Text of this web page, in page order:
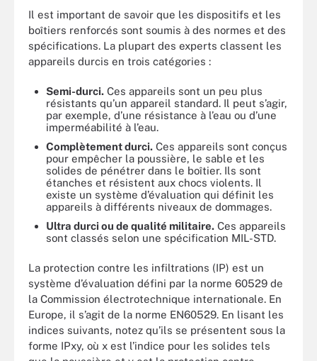
Il est important de savoir que les dispositifs et les
boîtiers renforcés sont soumis à des normes et des
spécifications. La plupart des experts classent les
appareils durcis en trois catégories :
Semi-durci. Ces appareils sont un peu plus
résistants qu’un appareil standard. Il peut s’agir,
par exemple, d’une résistance à l’eau ou d’une
imperméabilité à l’eau.
Complètement durci. Ces appareils sont conçus
pour empêcher la poussière, le sable et les
solides de pénétrer dans le boîtier. Ils sont
étanches et résistent aux chocs violents. Il
existe un système d’évaluation qui définit les
appareils à différents niveaux de dommages.
Ultra durci ou de qualité militaire. Ces appareils
sont classés selon une spécification MIL-STD.
La protection contre les infiltrations (IP) est un
système d’évaluation défini par la norme 60529 de
la Commission électrotechnique internationale. En
Europe, il s’agit de la norme EN60529. En lisant les
indices suivants, notez qu’ils se présentent sous la
forme IPxy, où x est l’indice pour les solides tels